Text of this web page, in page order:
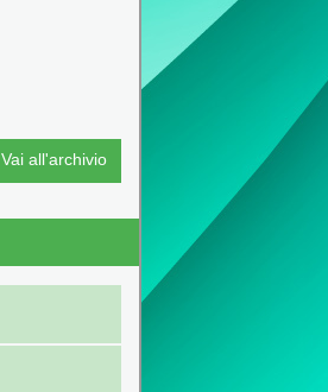
Vai all'archivio